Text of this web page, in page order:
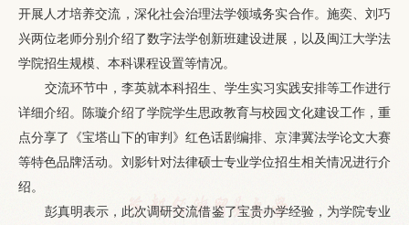
开展人才培养交流，深化社会治理法学领域务实合作。施奕、刘巧
兴两位老师分别介绍了数字法学创新班建设进展，以及闽江大学法
学院招生规模、本科课程设置等情况。
交流环节中，李英就本科招生、学生实习实践安排等工作进行
详细介绍。陈璇介绍了学院学生思政教育与校园文化建设工作，重
点分享了《宝塔山下的审判》红色话剧编排、京津冀法学论文大赛
等特色品牌活动。刘影针对法律硕士专业学位招生相关情况进行介
绍。
彭真明表示，此次调研交流借鉴了宝贵办学经验，为学院专业